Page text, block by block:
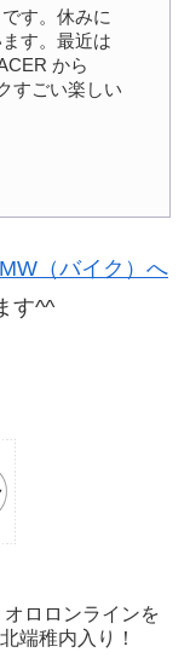
す。休みに
す。最近は
から
すごい楽しい
す^^
ロロンラインを
端稚内入り！